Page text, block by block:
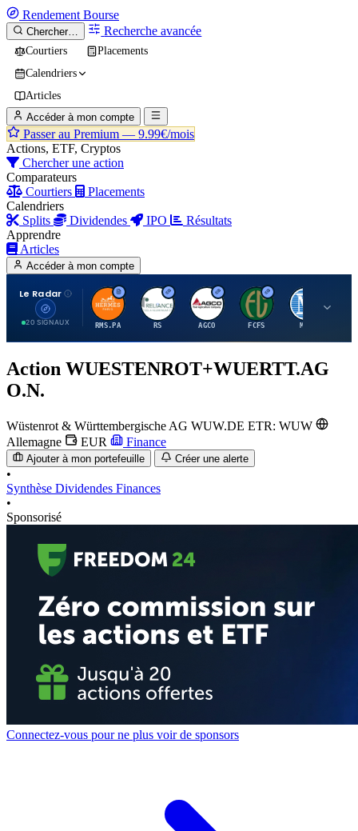
Rendement Bourse
Chercher… Recherche avancée
Courtiers
Placements
Calendriers
Articles
Accéder à mon compte
Passer au Premium — 9.99€/mois
Actions, ETF, Cryptos
Chercher une action
Comparateurs
Courtiers
Placements
Calendriers
Splits
Dividendes IPO
Résultats
Apprendre
Articles
Accéder à mon compte
Le Radar
20 SIGNAUX
H
RMS.PA
R
RS
A
AGCO
F
FCFS
M
MCO
Action WUESTENROT+WUERTT.AG
O.N.
Wüstenrot & Württembergische AG WUW.DE ETR: WUW
Allemagne
EUR Finance
Ajouter à mon portefeuille Créer une alerte
•
Synthèse Dividendes Finances
•
Sponsorisé
Connectez-vous pour ne plus voir de sponsors